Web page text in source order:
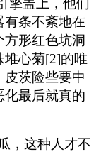
擎盖上，他们
有条不紊地在
方形红色坑洞
堆心菊[2]的唯
茨险些要中
化最后就真的
，这种人才不